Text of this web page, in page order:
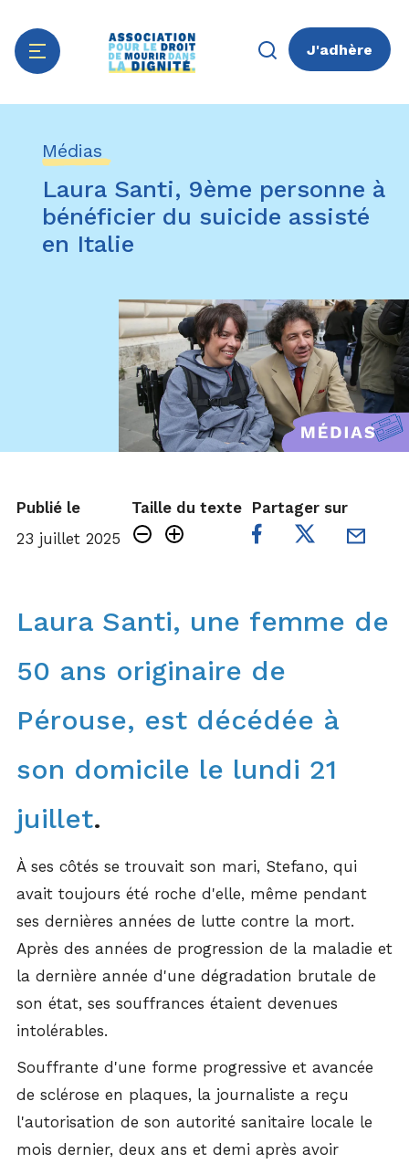
contenu
principal
J'adhère
Médias
Laura Santi, 9ème personne à
bénéficier du suicide assisté
en Italie
Publié le
23 juillet 2025
Taille du texte Partager sur
Laura Santi, une femme de
50 ans originaire de
Pérouse, est décédée à
son domicile le lundi 21
juillet.
À ses côtés se trouvait son mari, Stefano, qui
avait toujours été roche d'elle, même pendant
ses dernières années de lutte contre la mort.
Après des années de progression de la maladie et
la dernière année d'une dégradation brutale de
son état, ses souffrances étaient devenues
intolérables.
Souffrante d'une forme progressive et avancée
de sclérose en plaques, la journaliste a reçu
l'autorisation de son autorité sanitaire locale le
mois dernier, deux ans et demi après avoir